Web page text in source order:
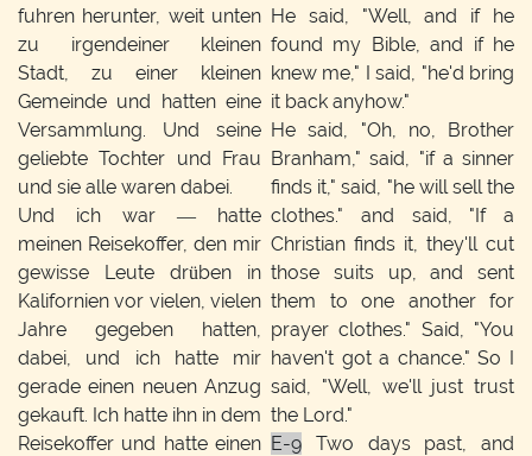
fuhren herunter, weit unten
zu irgendeiner kleinen
Stadt, zu einer kleinen
Gemeinde und hatten eine
Versammlung. Und seine
geliebte Tochter und Frau
und sie alle waren dabei.
Und ich war — hatte
meinen Reisekoffer, den mir
gewisse Leute drüben in
Kalifornien vor vielen, vielen
Jahre gegeben hatten,
dabei, und ich hatte mir
gerade einen neuen Anzug
gekauft. Ich hatte ihn in dem
Reisekoffer und hatte einen
He said, "Well, and if he
found my Bible, and if he
knew me," I said, "he'd bring
it back anyhow."
He said, "Oh, no, Brother
Branham," said, "if a sinner
finds it," said, "he will sell the
clothes." and said, "If a
Christian finds it, they'll cut
those suits up, and sent
them to one another for
prayer clothes." Said, "You
haven't got a chance." So I
said, "Well, we'll just trust
the Lord."
E-9 Two days past, and